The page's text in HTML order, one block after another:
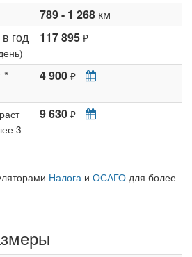
789 - 1 268 км
год
117 895 ₽
* 4 900 ₽
3
9 630 ₽
Налога и ОСАГО для более